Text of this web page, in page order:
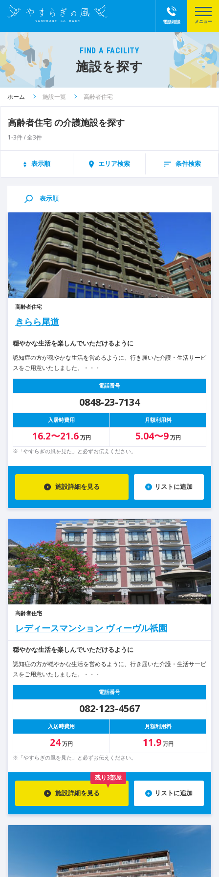
電話相談
FIND A FACILITY
施設を探す
ホーム 施設一覧 高齢者住宅
高齢者住宅 の介護施設を探す
1-3件 / 全3件
表示順 エリア検索 条件検索
表示順
高齢者住宅
きらら尾道
穏やかな生活を楽しんでいただけるように
認知症の方が穏やかな生活を営めるように、行き届いた介護・生活サービ
スをご用意いたしました。・・・
電話番号
0848-23-7134
入居時費用 月額利用料
16.2〜21.6 万円 5.04〜9 万円
※「やすらぎの風を見た」と必ずお伝えください。
施設詳細を見る リストに追加
高齢者住宅
レディースマンション ヴィーヴル祇園
穏やかな生活を楽しんでいただけるように
認知症の方が穏やかな生活を営めるように、行き届いた介護・生活サービ
スをご用意いたしました。・・・
電話番号
082-123-4567
入居時費用 月額利用料
24 万円 11.9 万円
※「やすらぎの風を見た」と必ずお伝えください。
残り3部屋
施設詳細を見る リストに追加